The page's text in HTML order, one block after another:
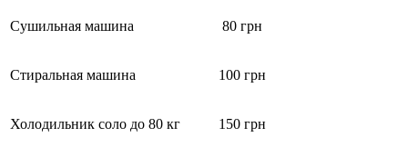
Сушильная машина 80 грн
Стиральная машина 100 грн
Холодильник соло до 80 кг 150 грн